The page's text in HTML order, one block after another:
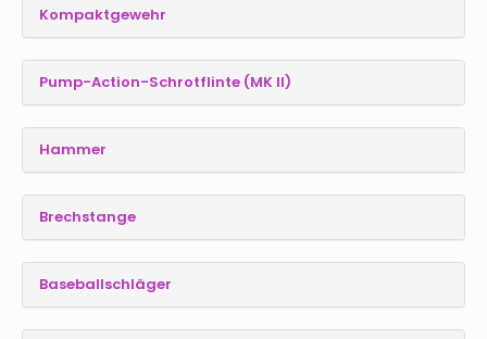
Kompaktgewehr
Pump-Action-Schrotflinte (MK II)
Hammer
Brechstange
Baseballschläger